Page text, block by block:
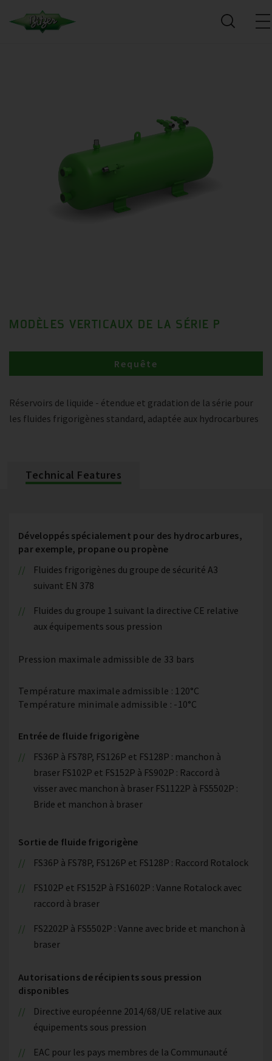
MODÈLES VERTICAUX DE LA SÉRIE P
Réservoirs de liquide - étendue et gradation de la série pour
les fluides frigorigènes standard, adaptée aux hydrocarbures
Requête
Technical Features
Développés spécialement pour des hydrocarbures,
par exemple, propane ou propène
Fluides frigorigènes du groupe de sécurité A3
suivant EN 378
Fluides du groupe 1 suivant la directive CE relative
aux équipements sous pression
Pression maximale admissible de 33 bars
Température maximale admissible : 120°C
Température minimale admissible : -10°C
Entrée de fluide frigorigène
FS36P à FS78P, FS126P et FS128P : manchon à
braser FS102P et FS152P à FS902P : Raccord à
visser avec manchon à braser FS1122P à FS5502P :
Bride et manchon à braser
Sortie de fluide frigorigène
FS36P à FS78P, FS126P et FS128P : Raccord Rotalock
FS102P et FS152P à FS1602P : Vanne Rotalock avec
raccord à braser
FS2202P à FS5502P : Vanne avec bride et manchon à
braser
Autorisations de récipients sous pression
disponibles
Directive européenne 2014/68/UE relative aux
équipements sous pression
EAC pour les pays membres de la Communauté